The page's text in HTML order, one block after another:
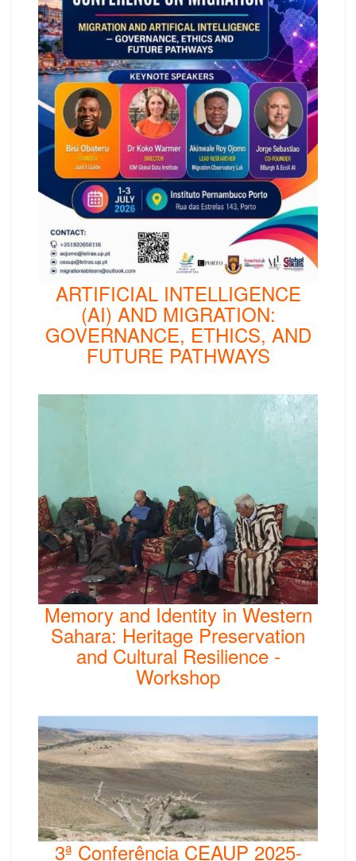
ARTIFICIAL INTELLIGENCE
(AI) AND MIGRATION:
GOVERNANCE, ETHICS, AND
FUTURE PATHWAYS
Memory and Identity in Western
Sahara: Heritage Preservation
and Cultural Resilience -
Workshop
3ª Conferência CEAUP 2025-